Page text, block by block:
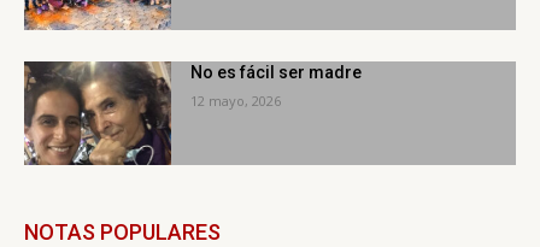
No es fácil ser madre
12 mayo, 2026
NOTAS POPULARES